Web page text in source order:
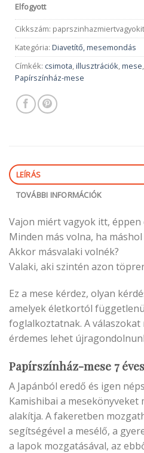
Elfogyott
Cikkszám:
Kategória: Diavetítő, mesemondás
Címkék: csimota,illusztrációk,mese,
Papírszínház-mese
LEÍRÁS
TOVÁBBI INFORMÁCIÓK
Vajon miért vagyok itt, éppen
Minden más volna, ha
Akkor másvalaki volnék?
Valaki, aki szintén azon
Ez a mese kérdez, olyan
amelyek életkortól
foglalkoztatnak. A válaszokat
érdemes lehet
Papírszínház-mese 7
A Japánból eredő és igen
Kamishibai a mesekönyveket
alakítja. A fakeretben
segítségével a mesélő, a
a lapok mozgatásával, az